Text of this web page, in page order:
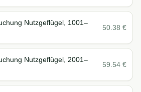
Nutzgeflügel, 1001–
50.38 €
Nutzgeflügel, 2001–
59.54 €